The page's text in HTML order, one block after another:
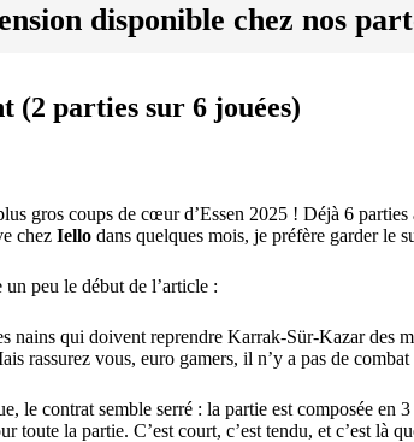
disponible chez nos
(2 parties sur 6 jouées)
gros coups de cœur d’Essen 2025 ! Déjà 6
chez Iello dans quelques mois, je préfère garder le
un peu le début de l’article :
nains qui doivent reprendre Karrak-Sür-Kazar des
rassurez vous, euro gamers, il n’y a pas de
le contrat semble serré : la partie est composée en
toute la partie. C’est court, c’est tendu, et c’est là